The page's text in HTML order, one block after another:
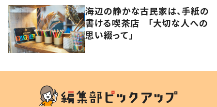
海辺の静かな古民家は、手紙の
書ける喫茶店 「大切な人への
思い綴って」